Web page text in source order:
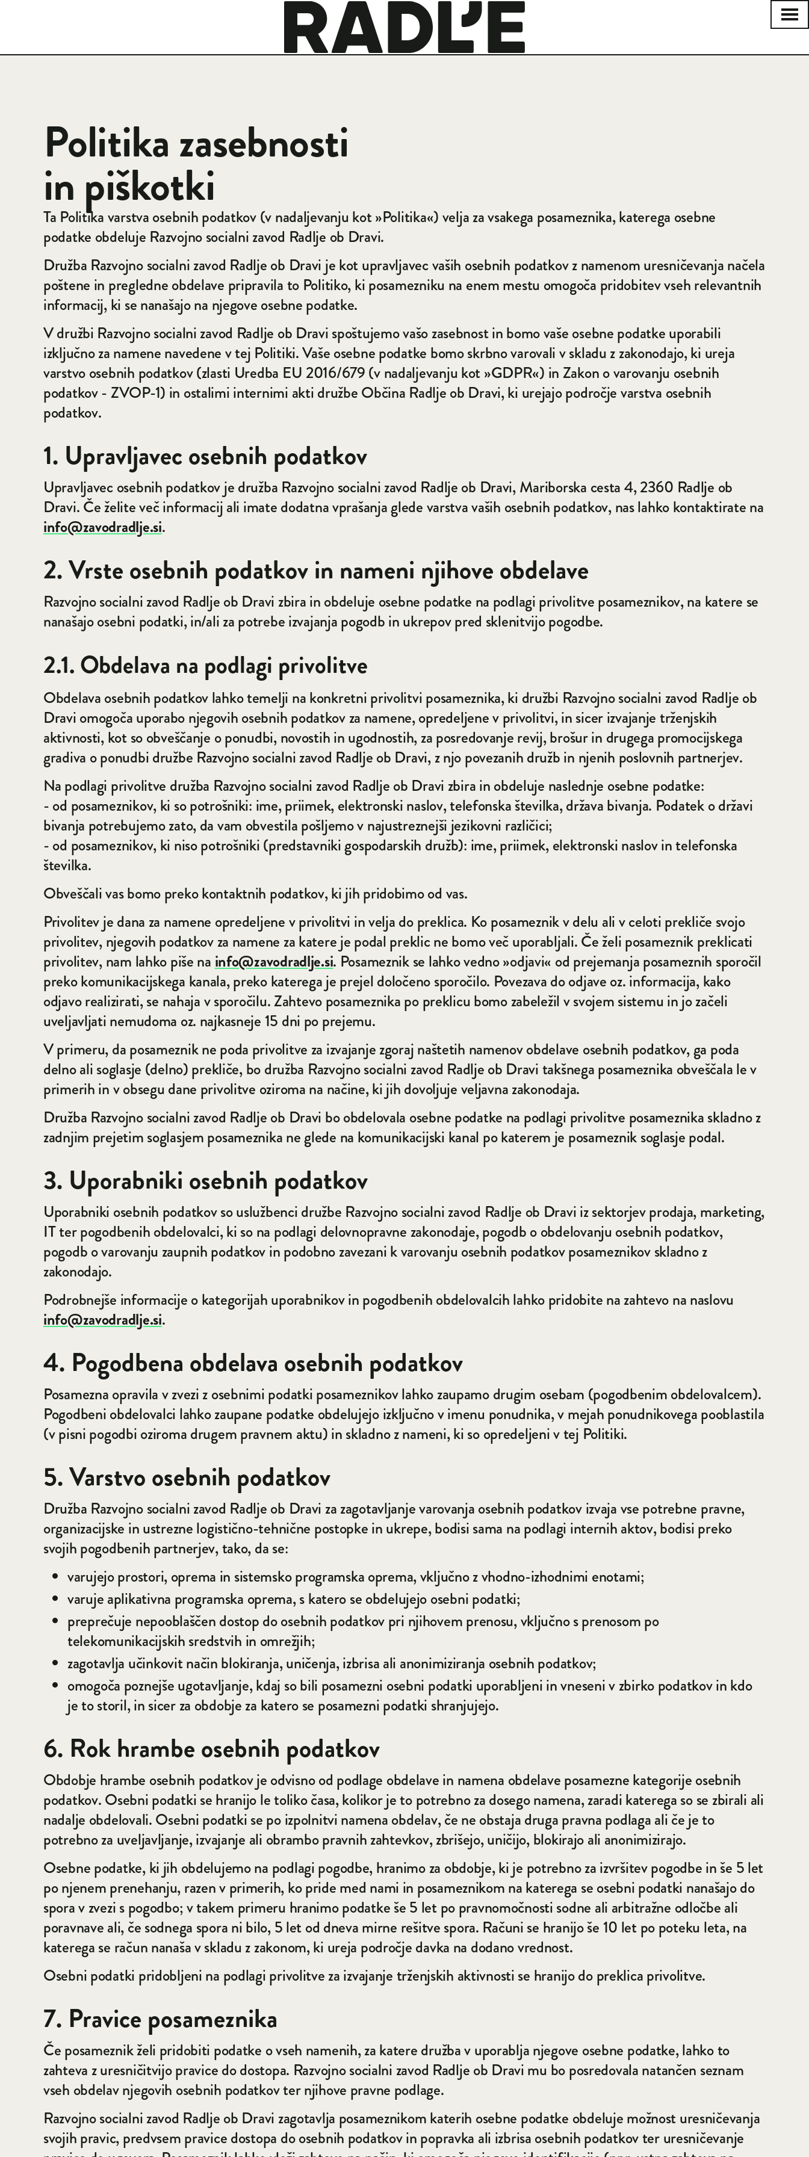
Na začetno stran
Politika zasebnosti
in piškotki
Ta Politika varstva osebnih podatkov (v nadaljevanju kot »Politika«) velja za vsakega posameznika, katerega osebne
podatke obdeluje Razvojno socialni zavod Radlje ob Dravi.
Družba Razvojno socialni zavod Radlje ob Dravi je kot upravljavec vaših osebnih podatkov z namenom uresničevanja načela
poštene in pregledne obdelave pripravila to Politiko, ki posamezniku na enem mestu omogoča pridobitev vseh relevantnih
informacij, ki se nanašajo na njegove osebne podatke.
V družbi Razvojno socialni zavod Radlje ob Dravi spoštujemo vašo zasebnost in bomo vaše osebne podatke uporabili
izključno za namene navedene v tej Politiki. Vaše osebne podatke bomo skrbno varovali v skladu z zakonodajo, ki ureja
varstvo osebnih podatkov (zlasti Uredba EU 2016/679 (v nadaljevanju kot »GDPR«) in Zakon o varovanju osebnih
podatkov - ZVOP-1) in ostalimi internimi akti družbe Občina Radlje ob Dravi, ki urejajo področje varstva osebnih
podatkov.
1. Upravljavec osebnih podatkov
Upravljavec osebnih podatkov je družba Razvojno socialni zavod Radlje ob Dravi, Mariborska cesta 4, 2360 Radlje ob
Dravi. Če želite več informacij ali imate dodatna vprašanja glede varstva vaših osebnih podatkov, nas lahko kontaktirate na
info@zavodradlje.si.
2. Vrste osebnih podatkov in nameni njihove obdelave
Razvojno socialni zavod Radlje ob Dravi zbira in obdeluje osebne podatke na podlagi privolitve posameznikov, na katere se
nanašajo osebni podatki, in/ali za potrebe izvajanja pogodb in ukrepov pred sklenitvijo pogodbe.
2.1. Obdelava na podlagi privolitve
Obdelava osebnih podatkov lahko temelji na konkretni privolitvi posameznika, ki družbi Razvojno socialni zavod Radlje ob
Dravi omogoča uporabo njegovih osebnih podatkov za namene, opredeljene v privolitvi, in sicer izvajanje trženjskih
aktivnosti, kot so obveščanje o ponudbi, novostih in ugodnostih, za posredovanje revij, brošur in drugega promocijskega
gradiva o ponudbi družbe Razvojno socialni zavod Radlje ob Dravi, z njo povezanih družb in njenih poslovnih partnerjev.
Na podlagi privolitve družba Razvojno socialni zavod Radlje ob Dravi zbira in obdeluje naslednje osebne podatke:
- od posameznikov, ki so potrošniki: ime, priimek, elektronski naslov, telefonska številka, država bivanja. Podatek o državi
bivanja potrebujemo zato, da vam obvestila pošljemo v najustreznejši jezikovni različici;
- od posameznikov, ki niso potrošniki (predstavniki gospodarskih družb): ime, priimek, elektronski naslov in telefonska
številka.
Obveščali vas bomo preko kontaktnih podatkov, ki jih pridobimo od vas.
Privolitev je dana za namene opredeljene v privolitvi in velja do preklica. Ko posameznik v delu ali v celoti prekliče svojo
privolitev, njegovih podatkov za namene za katere je podal preklic ne bomo več uporabljali. Če želi posameznik preklicati
privolitev, nam lahko piše na info@zavodradlje.si. Posameznik se lahko vedno »odjavi« od prejemanja posameznih sporočil
preko komunikacijskega kanala, preko katerega je prejel določeno sporočilo. Povezava do odjave oz. informacija, kako
odjavo realizirati, se nahaja v sporočilu. Zahtevo posameznika po preklicu bomo zabeležil v svojem sistemu in jo začeli
uveljavljati nemudoma oz. najkasneje 15 dni po prejemu.
V primeru, da posameznik ne poda privolitve za izvajanje zgoraj naštetih namenov obdelave osebnih podatkov, ga poda
delno ali soglasje (delno) prekliče, bo družba Razvojno socialni zavod Radlje ob Dravi takšnega posameznika obveščala le v
primerih in v obsegu dane privolitve oziroma na načine, ki jih dovoljuje veljavna zakonodaja.
Družba Razvojno socialni zavod Radlje ob Dravi bo obdelovala osebne podatke na podlagi privolitve posameznika skladno z
zadnjim prejetim soglasjem posameznika ne glede na komunikacijski kanal po katerem je posameznik soglasje podal.
3. Uporabniki osebnih podatkov
Uporabniki osebnih podatkov so uslužbenci družbe Razvojno socialni zavod Radlje ob Dravi iz sektorjev prodaja, marketing,
IT ter pogodbenih obdelovalci, ki so na podlagi delovnopravne zakonodaje, pogodb o obdelovanju osebnih podatkov,
pogodb o varovanju zaupnih podatkov in podobno zavezani k varovanju osebnih podatkov posameznikov skladno z
zakonodajo.
Podrobnejše informacije o kategorijah uporabnikov in pogodbenih obdelovalcih lahko pridobite na zahtevo na naslovu
info@zavodradlje.si.
4. Pogodbena obdelava osebnih podatkov
Posamezna opravila v zvezi z osebnimi podatki posameznikov lahko zaupamo drugim osebam (pogodbenim obdelovalcem).
Pogodbeni obdelovalci lahko zaupane podatke obdelujejo izključno v imenu ponudnika, v mejah ponudnikovega pooblastila
(v pisni pogodbi oziroma drugem pravnem aktu) in skladno z nameni, ki so opredeljeni v tej Politiki.
5. Varstvo osebnih podatkov
Družba Razvojno socialni zavod Radlje ob Dravi za zagotavljanje varovanja osebnih podatkov izvaja vse potrebne pravne,
organizacijske in ustrezne logistično-tehnične postopke in ukrepe, bodisi sama na podlagi internih aktov, bodisi preko
svojih pogodbenih partnerjev, tako, da se:
varujejo prostori, oprema in sistemsko programska oprema, vključno z vhodno-izhodnimi enotami;
varuje aplikativna programska oprema, s katero se obdelujejo osebni podatki;
preprečuje nepooblaščen dostop do osebnih podatkov pri njihovem prenosu, vključno s prenosom po
telekomunikacijskih sredstvih in omrežjih;
zagotavlja učinkovit način blokiranja, uničenja, izbrisa ali anonimiziranja osebnih podatkov;
omogoča poznejše ugotavljanje, kdaj so bili posamezni osebni podatki uporabljeni in vneseni v zbirko podatkov in kdo
je to storil, in sicer za obdobje za katero se posamezni podatki shranjujejo.
6. Rok hrambe osebnih podatkov
Obdobje hrambe osebnih podatkov je odvisno od podlage obdelave in namena obdelave posamezne kategorije osebnih
podatkov. Osebni podatki se hranijo le toliko časa, kolikor je to potrebno za dosego namena, zaradi katerega so se zbirali ali
nadalje obdelovali. Osebni podatki se po izpolnitvi namena obdelav, če ne obstaja druga pravna podlaga ali če je to
potrebno za uveljavljanje, izvajanje ali obrambo pravnih zahtevkov, zbrišejo, uničijo, blokirajo ali anonimizirajo.
Osebne podatke, ki jih obdelujemo na podlagi pogodbe, hranimo za obdobje, ki je potrebno za izvršitev pogodbe in še 5 let
po njenem prenehanju, razen v primerih, ko pride med nami in posameznikom na katerega se osebni podatki nanašajo do
spora v zvezi s pogodbo; v takem primeru hranimo podatke še 5 let po pravnomočnosti sodne ali arbitražne odločbe ali
poravnave ali, če sodnega spora ni bilo, 5 let od dneva mirne rešitve spora. Računi se hranijo še 10 let po poteku leta, na
katerega se račun nanaša v skladu z zakonom, ki ureja področje davka na dodano vrednost.
Osebni podatki pridobljeni na podlagi privolitve za izvajanje trženjskih aktivnosti se hranijo do preklica privolitve.
7. Pravice posameznika
Če posameznik želi pridobiti podatke o vseh namenih, za katere družba v uporablja njegove osebne podatke, lahko to
zahteva z uresničitvijo pravice do dostopa. Razvojno socialni zavod Radlje ob Dravi mu bo posredovala natančen seznam
vseh obdelav njegovih osebnih podatkov ter njihove pravne podlage.
Razvojno socialni zavod Radlje ob Dravi zagotavlja posameznikom katerih osebne podatke obdeluje možnost uresničevanja
svojih pravic, predvsem pravice dostopa do osebnih podatkov in popravka ali izbrisa osebnih podatkov ter uresničevanje